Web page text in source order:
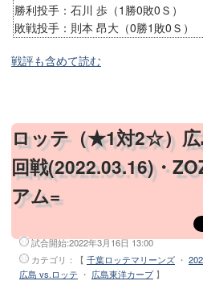
勝利投手：石川 歩（1勝0敗0Ｓ）
敗戦投手：則本 昂大（0勝1敗0Ｓ）
戦評も含めて読む
ロッテ（★1対2☆）広
回戦(2022.03.16)・
アム=
試合開始:2022年3月16日 13:00
カテゴリ：【 千葉ロッテマリーンズ ・
広島 vs.ロッテ ・ 広島東洋カープ】